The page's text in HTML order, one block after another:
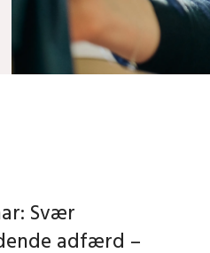
Svær
adfærd –